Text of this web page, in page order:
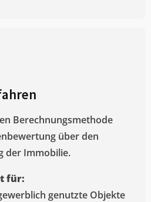
Berechnungsmethode
über den
der Immobilie.
für:
genutzte Objekte